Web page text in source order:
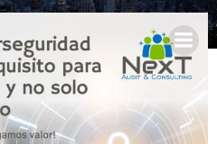
Saltar
contenido